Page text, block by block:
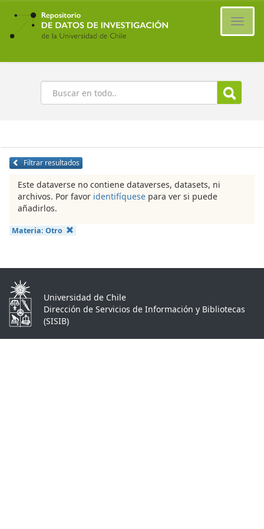
Ir
contenido
principal
Buscar
Filtrar resultados
Este dataverse no contiene dataverses, datasets, ni
archivos. Por favor identifíquese para ver si puede
añadirlos.
Materia: Otro
Universidad de Chile
Dirección de Servicios de Información y Bibliotecas
(SISIB)